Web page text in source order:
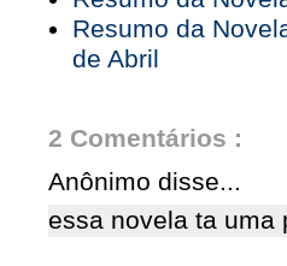
Resumo da
de Abril
2 Comentários :
Anônimo disse...
essa novela ta uma